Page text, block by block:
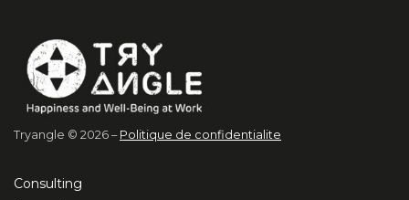
Tryangle © 2026 – Politique de confidentialite
Consulting